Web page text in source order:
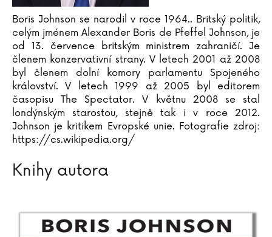
Laurent Binet
Judy Blumeová
Emil Boček
Paula Bossio
Katja Brandisová
Richard Branson
Sara Brezzi
Otakar Brousek ml.
Marie Bruce
Christiane Brüning
Catherine Bruzzone
Konrad Budzyk
Andrea Cagol
Juan Maneru Cámara
Boris Johnson se narodil v roce 1964.. Britský politik,
celým jménem Alexander Boris de Pfeffel Johnson, je
od 13. července britským ministrem zahraničí. Je
členem konzervativní strany. V letech 2001 až 2008
byl členem dolní komory parlamentu Spojeného
království. V letech 1999 až 2005 byl editorem
časopisu The Spectator. V květnu 2008 se stal
londýnským starostou, stejně tak i v roce 2012.
Johnson je kritikem Evropské unie. Fotografie zdroj:
https://cs.wikipedia.org/
Knihy autora